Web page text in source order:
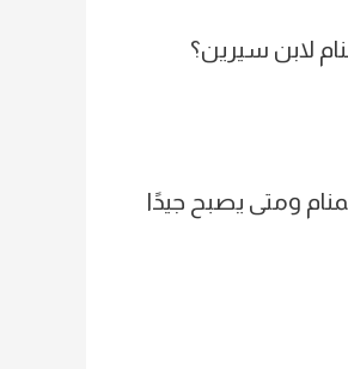
لابن سيرين؟
ومتى يصبح جيدًا